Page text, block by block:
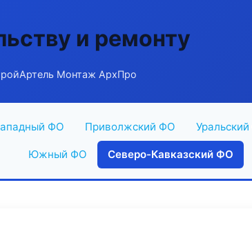
и ремонту
Монтаж АрхПро
ФО Приволжский ФО
Южный ФО Северо-Кавказский ФО